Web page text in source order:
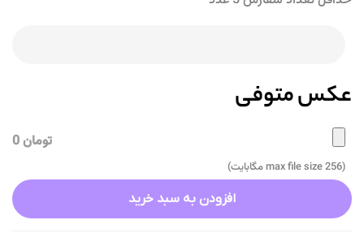
عکس متوفی
تومان 0
(max file size 256 مگابایت)
افزودن به سبد خرید